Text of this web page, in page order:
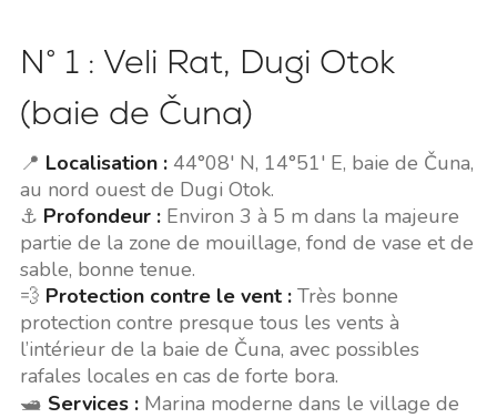
N° 1 : Veli Rat, Dugi Otok
(baie de Čuna)
📍 Localisation :44°08' N, 14°51' E, baie de Čuna,
au nord ouest de Dugi Otok.
⚓ Profondeur :Environ 3 à 5 m dans la majeure
partie de la zone de mouillage, fond de vase et de
sable, bonne tenue.
💨 Protection contre le vent :Très bonne
protection contre presque tous les vents à
l’intérieur de la baie de Čuna, avec possibles
rafales locales en cas de forte bora.
🛥️ Services :Marina moderne dans le village de